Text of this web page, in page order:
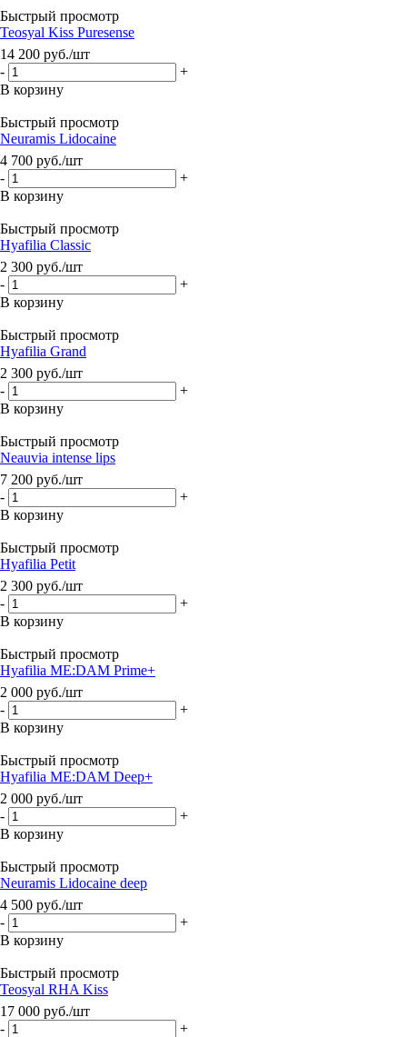
Быстрый просмотр
Teosyal Kiss Puresense
14 200 руб./шт
-
+
В корзину
Быстрый просмотр
Neuramis Lidocaine
4 700 руб./шт
-
+
В корзину
Быстрый просмотр
Hyafilia Classic
2 300 руб./шт
-
+
В корзину
Быстрый просмотр
Hyafilia Grand
2 300 руб./шт
-
+
В корзину
Быстрый просмотр
Neauvia intense lips
7 200 руб./шт
-
+
В корзину
Быстрый просмотр
Hyafilia Petit
2 300 руб./шт
-
+
В корзину
Быстрый просмотр
Hyafilia ME:DAM Prime+
2 000 руб./шт
-
+
В корзину
Быстрый просмотр
Hyafilia ME:DAM Deep+
2 000 руб./шт
-
+
В корзину
Быстрый просмотр
Neuramis Lidocaine deep
4 500 руб./шт
-
+
В корзину
Быстрый просмотр
Teosyal RHA Kiss
17 000 руб./шт
-
+